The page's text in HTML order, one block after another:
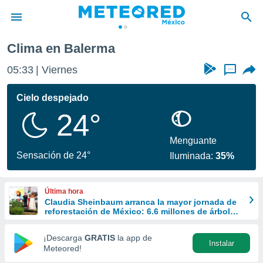
de
ha sido
calidad.
a este
las
y
forma
digital
basada
Clima en Balerma
05:33 Viernes ...
Cielo despejado
24°
Sensación de 24°
Menguante
Iluminada:35%
Última hora
Claudia Sheinbaum arranca la mayor jornada de
reforestación de México: 6.6 millones de árboles
¡Descarga GRATIS la app de
Meteored!
Instalar